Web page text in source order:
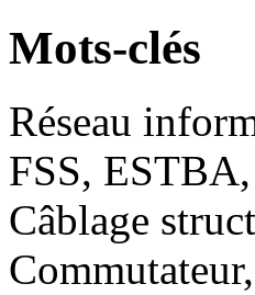
Mots-clés
Réseau
FSS,
Câblage